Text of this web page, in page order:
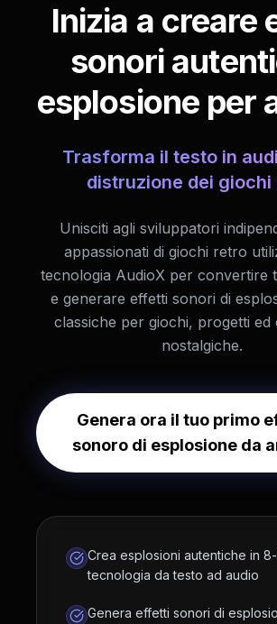
Inizia a creare
sonori
esplosione per
Trasforma il testo in
distruzione dei giochi
Unisciti agli sviluppatori
appassionati di giochi retro
tecnologia AudioX per convertire
e generare effetti sonori di
classiche per giochi, progetti ed
nostalgiche.
Genera ora il tuo primo
sonoro di esplosione da
Crea esplosioni autentiche in
tecnologia da testo ad audio
Genera effetti sonori di